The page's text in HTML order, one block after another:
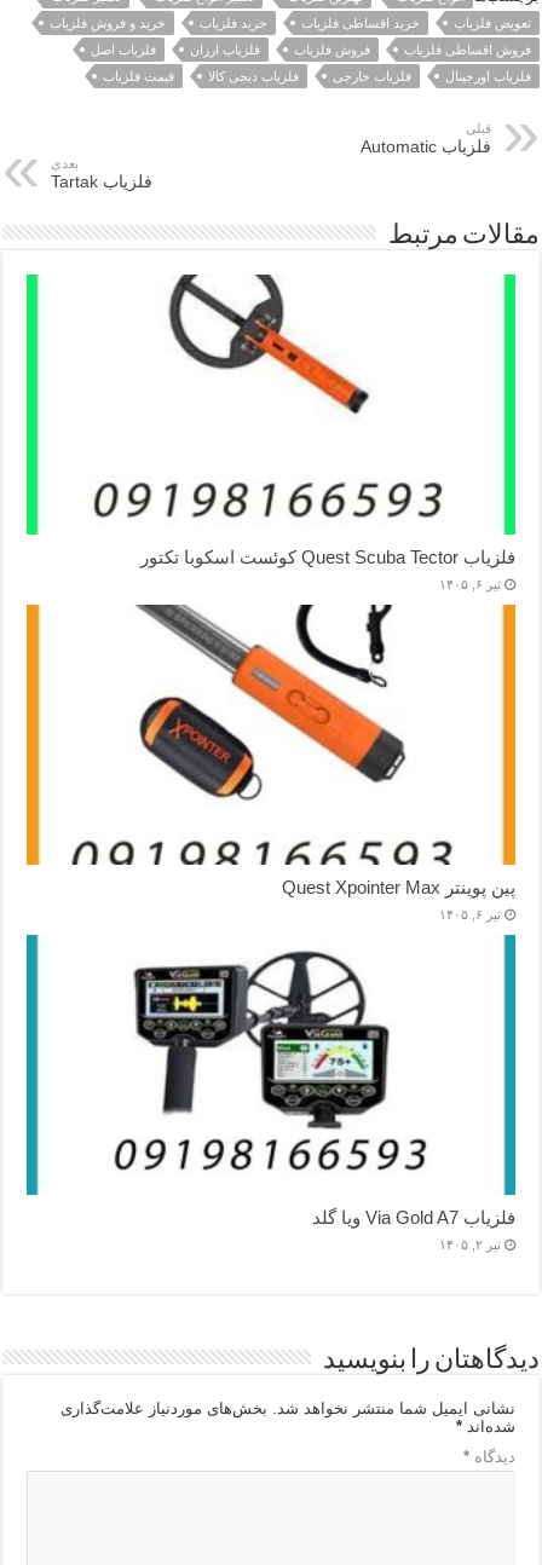
تعویض فلزیاب
خرید اقساطی فلزیاب خرید فلزیاب
خرید و فروش فلزیاب
فروش اقساطی فلزیاب
فروش فلزیاب فلزیاب ارزان
فلزیاب اصل
فلزیاب اورجینال
فلزیاب خارجی فلزیاب دیجی کالا قیمت فلزیاب
قبلی
فلزیاب Automatic
بعدی
فلزیاب Tartak
مقالات مرتبط
فلزیاب Quest Scuba Tector کوئست اسکوبا تکتور
تیر ۶, ۱۴۰۵
پین پوینتر Quest Xpointer Max
تیر ۶, ۱۴۰۵
فلزیاب Via Gold A7 ویا گلد
تیر ۲, ۱۴۰۵
دیدگاهتان را بنویسید
نشانی ایمیل شما منتشر نخواهد شد.
بخش‌های موردنیاز علامت‌گذاری
شده‌اند*
دیدگاه*